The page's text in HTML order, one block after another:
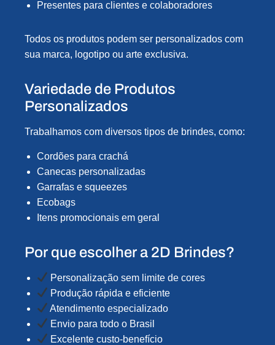
Presentes para clientes e colaboradores
Todos os produtos podem ser personalizados com
sua marca, logotipo ou arte exclusiva.
Variedade de Produtos
Personalizados
Trabalhamos com diversos tipos de brindes, como:
Cordões para crachá
Canecas personalizadas
Garrafas e squeezes
Ecobags
Itens promocionais em geral
Por que escolher a 2D Brindes?
Personalização sem limite de cores
Produção rápida e eficiente
Atendimento especializado
Envio para todo o Brasil
Excelente custo-benefício